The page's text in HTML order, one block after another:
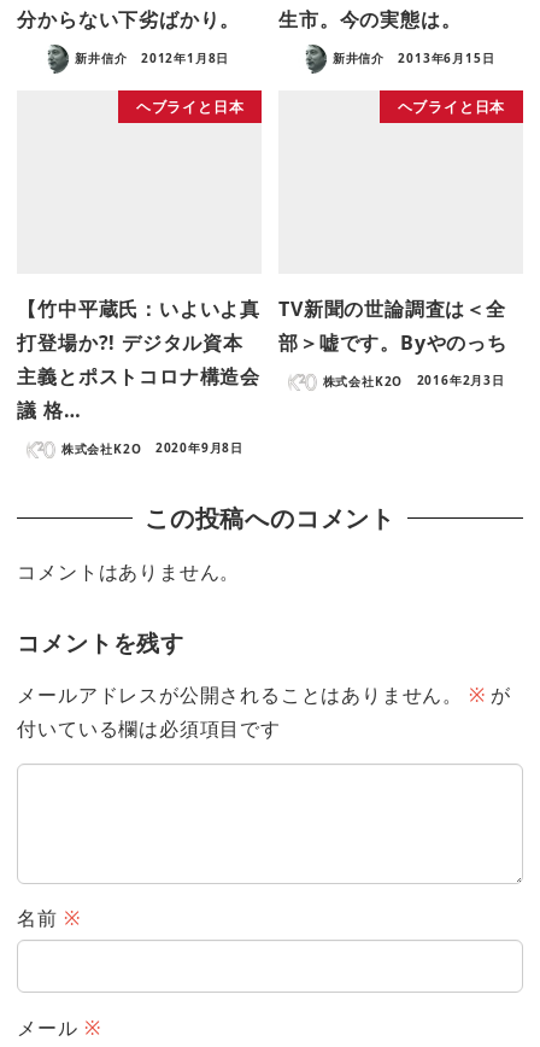
分からない下劣ばかり。
新井信介 2012年1月8日
生市。今の実態は。
新井信介 2013年6月15日
ヘブライと日本
【竹中平蔵氏：いよいよ真
打登場か?! デジタル資本
主義とポストコロナ構造会
議 格…
株式会社K2O 2020年9月8日
ヘブライと日本
TV新聞の世論調査は＜全
部＞嘘です。Byやのっち
株式会社K2O 2016年2月3日
この投稿へのコメント
コメントはありません。
コメントを残す
メールアドレスが公開されることはありません。 ※ が
付いている欄は必須項目です
名前 ※
メール ※